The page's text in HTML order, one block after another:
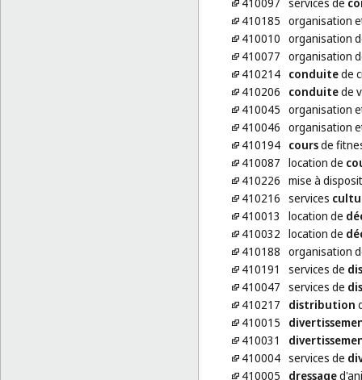
410185 organisation
410010 organisation
410077 organisation
410214 conduitede
410206
conduitede
410045 organisation
410046 organisation
410194 coursde
410087 location de
410226 mise à
410216 services
410013
location de
410032 location de
410188 organisation
410191
services de
410047 services de
410217
distribution
410015
410031
410004 services de
410005
dressage